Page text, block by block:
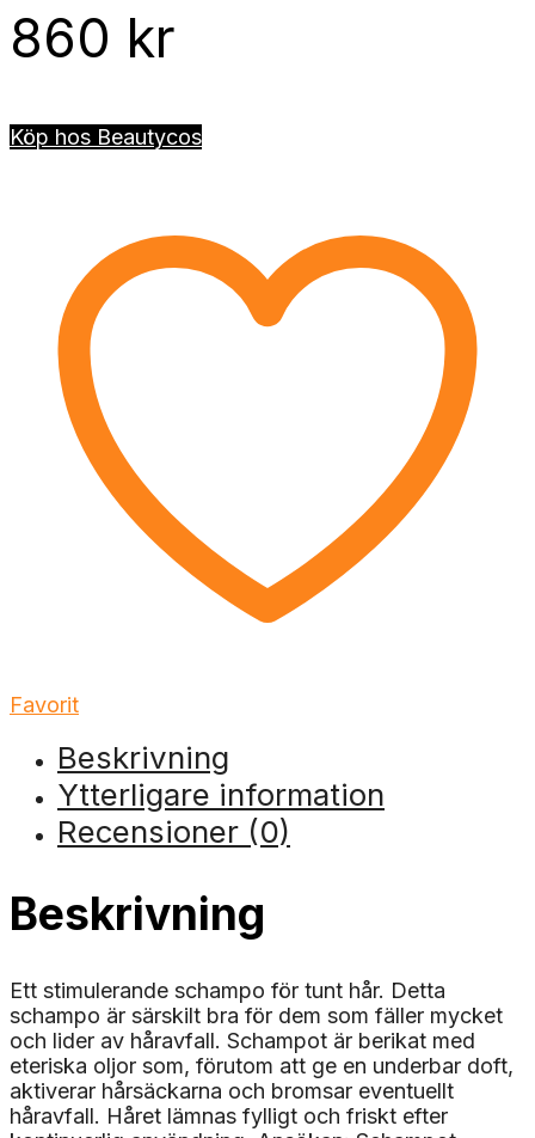
860 kr
Köp hos Beautycos
Favorit
Beskrivning
Ytterligare information
Recensioner (0)
Beskrivning
Ett stimulerande schampo för tunt hår. Detta
schampo är särskilt bra för dem som fäller mycket
och lider av håravfall. Schampot är berikat med
eteriska oljor som, förutom att ge en underbar doft,
aktiverar hårsäckarna och bromsar eventuellt
håravfall. Håret lämnas fylligt och friskt efter